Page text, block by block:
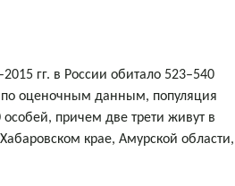
гг. в России обитало 523–540
по оценочным данным, популяция
причем две трети живут в
крае, Амурской области,